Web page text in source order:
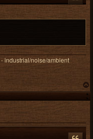
- industrial/noise/ambient